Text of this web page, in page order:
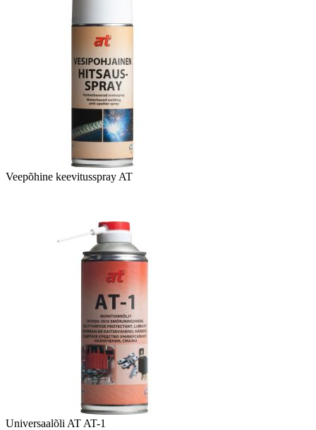
Veepõhine keevitusspray AT
Universaalõli AT AT-1